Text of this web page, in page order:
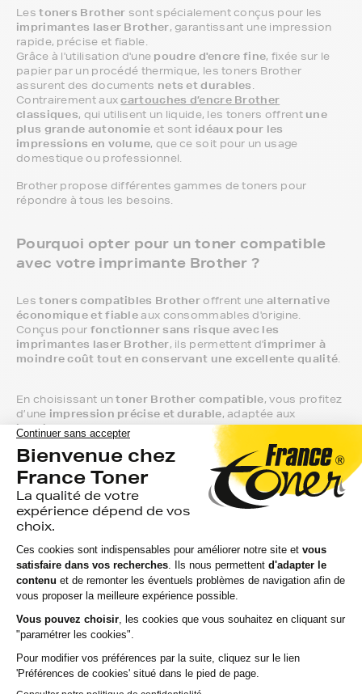
Lestoners Brother sont spécialement conçus pour les
imprimantes laser Brother, garantissant une impression
rapide, précise et fiable.
Grâce à l'utilisation d'une poudre d'encre fine, fixée sur le
papier par un procédé thermique, les toners Brother
assurent des documents nets et durables.
Contrairement auxcartouches d’encre Brother
classiques, qui utilisent un liquide, les toners offrent une
plus grande autonomie et sont idéaux pour les
impressions en volume, que ce soit pour un usage
domestique ou professionnel.
Brother propose différentes gammes de toners pour
répondre à tous les besoins.
Pourquoi opter pour un toner compatible
avec votre imprimante Brother ?
Lestoners compatibles Brotheroffrent une alternative
économique et fiableaux consommables d'origine.
Conçus pour fonctionner sans risque avec les
imprimantes laser Brother, ils permettent d'imprimer à
moindre coût tout en conservant une excellente qualité.
En choisissant untoner Brother compatible, vous profitez
d’une impression précise et durable, adaptée aux
imprimantesBrother HL,Brother DCP,Brother MFCet
bien d'autres modèles
Ces toners garantissentune autonomie équivalente aux
versions d’origine, avec une poudre d’encre optimisée
pour des impressions nettes et précises.
Opter pour untoner compatible pour imprimante
Brother
compromis sur la performance.
Avec FranceToner, vous réduisez vos coûts tout en
bénéficiant d'une compatibilité assurée avec votre
imprimante , pour des impressions de qualité à un prix
maîtrisé.
Avec FranceToner, trouvez vos toners
BROTHER au prix le plus bas.